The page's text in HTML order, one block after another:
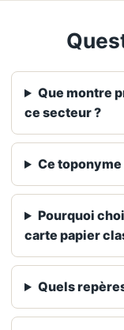
Que montre
ce secteur ?
Ce
Pourquoi
carte papier
Quels